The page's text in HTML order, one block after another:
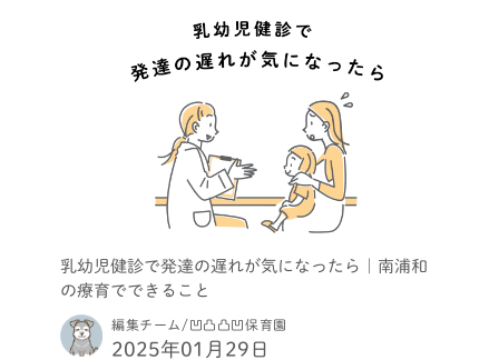
乳幼児健診で発達の遅れが気になったら｜南浦和
の療育でできること
編集チーム/凹凸凸凹保育園
2025年01月29日